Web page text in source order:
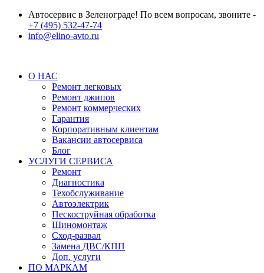
Автосервис в Зеленограде! По всем вопросам, звоните -
+7 (495) 532-47-74
info@elino-avto.ru
О НАС
Ремонт легковых
Ремонт джипов
Ремонт коммерческих
Гарантия
Корпоративным клиентам
Вакансии автосервиса
Блог
УСЛУГИ СЕРВИСА
Ремонт
Диагностика
Техобслуживание
Автоэлектрик
Пескоструйная обработка
Шиномонтаж
Сход-развал
Замена ДВС/КПП
Доп. услуги
ПО МАРКАМ